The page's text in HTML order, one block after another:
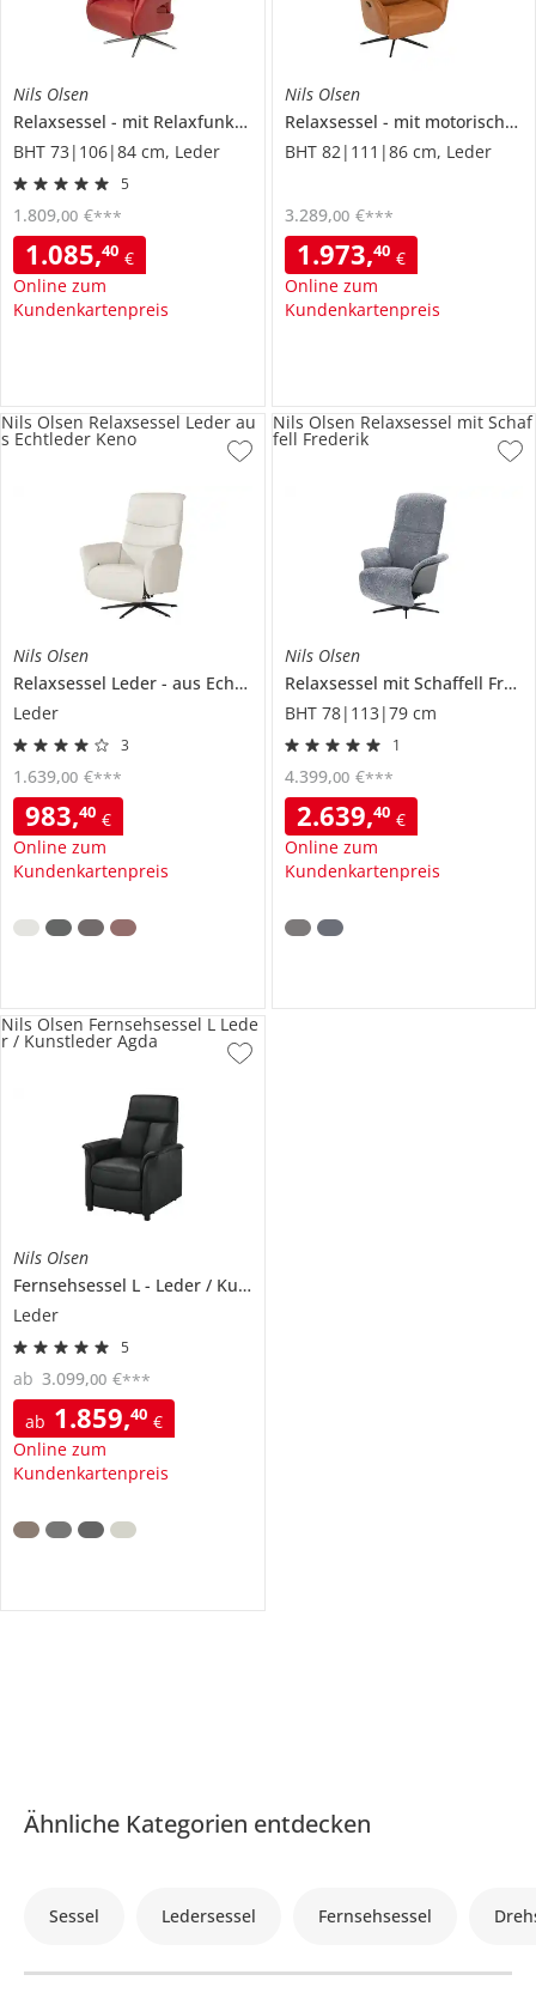
Nils Olsen
Relaxsessel
mit Relaxfunktion
Nilson
BHT 73|106|84 cm, Leder
5
1.085,40 €
Online zum
Kundenkartenpreis
1.809,00 €***
Nils Olsen
Relaxsessel
mit motorischer Relaxfunktion
BHT 82|111|86 cm, Leder
1.973,40 €
Online zum
Kundenkartenpreis
3.289,00 €***
Nils Olsen
Relaxsessel Leder
aus Echtleder
Keno
Leder
3
983,40 €
Online zum
Kundenkartenpreis
1.639,00 €***
Nils Olsen Relaxsessel Leder au
s Echtleder Keno
Nils Olsen
Relaxsessel mit Schaffell Frederik
BHT 78|113|79 cm
1
2.639,40 €
Online zum
Kundenkartenpreis
4.399,00 €***
Nils Olsen Relaxsessel mit Schaf
fell Frederik
Nils Olsen
Fernsehsessel L
Leder / Kunstleder
Leder
5
ab 1.859,40 €
Online zum
Kundenkartenpreis
ab 3.099,00 €***
Nils Olsen Fernsehsessel L Lede
r / Kunstleder Agda
Ähnliche Kategorien entdecken
Sessel Ledersessel Fernsehsessel